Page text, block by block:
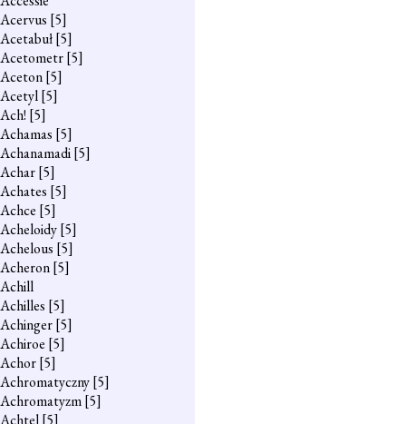
Acervus [5]
Acetabuł[5]
Acetometr[5]
Aceton[5]
Acetyl[5]
Ach! [5]
Achamas [5]
Achanamadi[5]
Achar[5]
Achates [5]
Achce [5]
Acheloidy[5]
Achelous [5]
Acheron[5]
Achill
Achilles [5]
Achinger[5]
Achiroe [5]
Achor[5]
Achromatyczny[5]
Achromatyzm[5]
Achtel[5]